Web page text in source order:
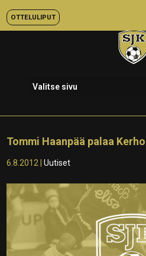
OTTELULIPUT
Valitse sivu
Tommi Haanpää palaa
6.8.2012 |Uutiset